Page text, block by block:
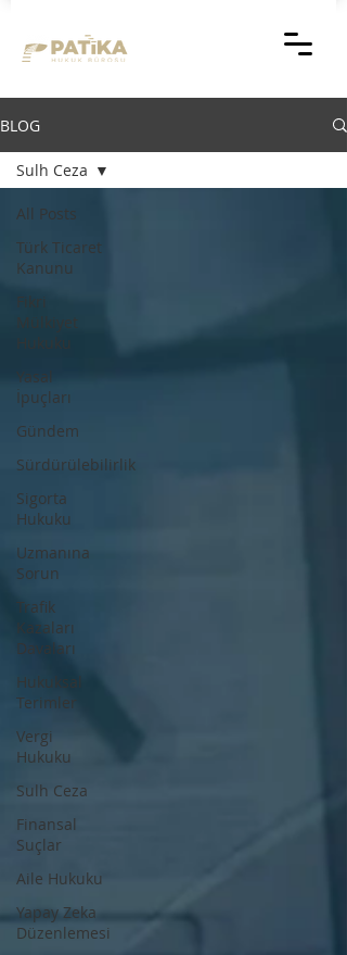
BLOG
All Posts
Türk Ticaret
Kanunu
Fikri
Mülkiyet
Hukuku
Yasal
İpuçları
Gündem
Sürdürülebilirlik
Sigorta
Hukuku
Uzmanına
Sorun
Trafik
Kazaları
Davaları
Hukuksal
Terimler
Vergi
Hukuku
Sulh Ceza
Finansal
Suçlar
Aile Hukuku
Yapay Zeka
Düzenlemesi
Sulh Ceza